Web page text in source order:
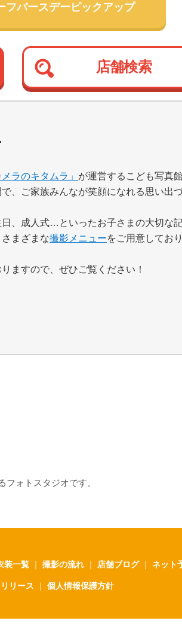
フバースデーピックアップ
店舗検索
メラのキタムラ」 が運営するこども写真
、ご家族みんなが笑顔になれる思い出
、成人式…といったお子さまの大切な
まざまな撮影メニューをご用意してお
ますので、ぜひご覧ください！
ォトスタジオです。
装一覧 ｜ 撮影の流れ ｜ 店舗ブログ ｜ ネット
リース ｜ 個人情報保護方針